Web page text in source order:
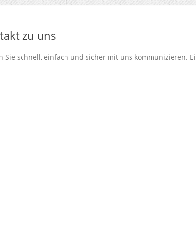
zu uns
Sie schnell, einfach und sicher mit uns kommunizieren.